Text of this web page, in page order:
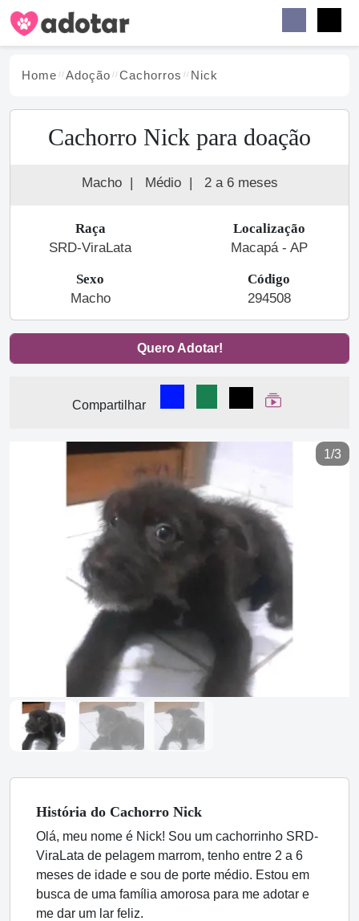
Home Adoção Cachorros Nick
Cachorro Nick para doação
Macho | Médio | 2 a 6 meses
Raça
SRD-ViraLata
Localização
Macapá - AP
Sexo
Macho
Código
294508
Quero Adotar!
Compartilhar
Compartilhar no Facebook
Compartilhar no
Compartilhar
Ver Web Story
1/3
Previous
História do Cachorro Nick
Olá, meu nome é Nick! Sou um cachorrinho SRD-
ViraLata de pelagem marrom, tenho entre 2 a 6
meses de idade e sou de porte médio. Estou em
busca de uma família amorosa para me adotar e
me dar um lar feliz.